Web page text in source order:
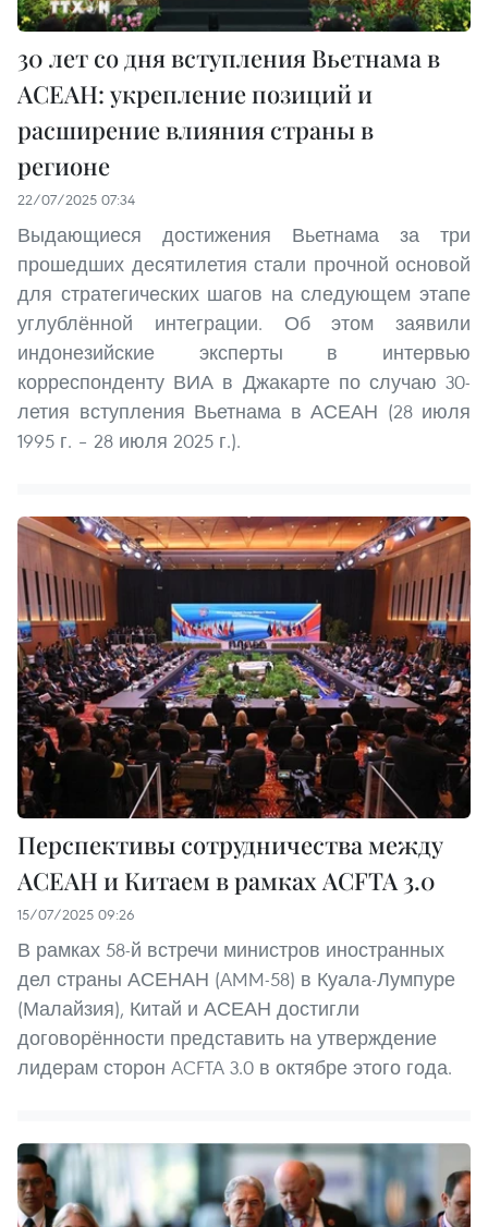
30 лет со дня вступления Вьетнама в
АСЕАН: укрепление позиций и
расширение влияния страны в
регионе
22/07/2025 07:34
Выдающиеся достижения Вьетнама за три
прошедших десятилетия стали прочной основой
для стратегических шагов на следующем этапе
углублённой интеграции. Об этом заявили
индонезийские эксперты в интервью
корреспонденту ВИА в Джакарте по случаю 30-
летия вступления Вьетнама в АСЕАН (28 июля
1995 г. – 28 июля 2025 г.).
Перспективы сотрудничества между
АСЕАН и Китаем в рамках ACFTA 3.0
15/07/2025 09:26
В рамках 58-й встречи министров иностранных
дел страны АСЕНАН (AMM-58) в Куала-Лумпуре
(Малайзия), Китай и АСЕАН достигли
договорённости представить на утверждение
лидерам сторон ACFTA 3.0 в октябре этого года.